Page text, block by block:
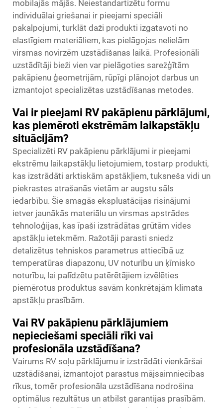
mobilajās mājās. Neiestandartizētu formu
individuālai griešanai ir pieejami speciāli
pakalpojumi, turklāt daži produkti izgatavoti no
elastīgiem materiāliem, kas pielāgojas nelielām
virsmas novirzēm uzstādīšanas laikā. Profesionāli
uzstādītāji bieži vien var pielāgoties sarežģītām
pakāpienu ģeometrijām, rūpīgi plānojot darbus un
izmantojot specializētas uzstādīšanas metodes.
Vai ir pieejami RV pakāpienu pārklājumi,
kas piemēroti ekstrēmām laikapstākļu
situācijām?
Specializēti RV pakāpienu pārklājumi ir pieejami
ekstrēmu laikapstākļu lietojumiem, tostarp produkti,
kas izstrādāti arktiskām apstākļiem, tuksneša vidi un
piekrastes atrašanās vietām ar augstu sāls
iedarbību. Šie smagās ekspluatācijas risinājumi
ietver jaunākās materiālu un virsmas apstrādes
tehnoloģijas, kas īpaši izstrādātas grūtām vides
apstākļu ietekmēm. Ražotāji parasti sniedz
detalizētus tehniskos parametrus attiecībā uz
temperatūras diapazonu, UV noturību un ķīmisko
noturību, lai palīdzētu patērētājiem izvēlēties
piemērotus produktus savām konkrētajām klimata
apstākļu prasībām.
Vai RV pakāpienu pārklājumiem
nepieciešami speciāli rīki vai
profesionāla uzstādīšana?
Vairums RV soļu pārklājumu ir izstrādāti vienkāršai
uzstādīšanai, izmantojot parastus mājsaimniecības
rīkus, tomēr profesionāla uzstādīšana nodrošina
optimālus rezultātus un atbilst garantijas prasībām.